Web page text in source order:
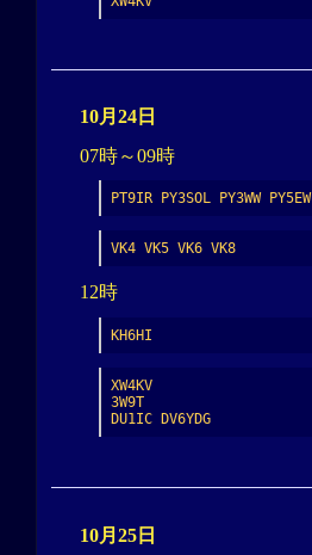
10月24日
07時～09時
PT9IR PY3SOL PY3WW PY5EW
VK4 VK5 VK6 VK8
12時
KH6HI
XW4KV
3W9T
DU1IC DV6YDG
10月25日